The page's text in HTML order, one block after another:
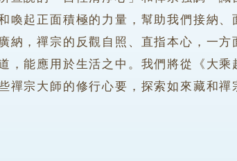
喚起正面積極的力量，幫助我們接納
納，禪宗的反觀自照、直指本心，一
，能應用於生活之中。我們將從《大
禪宗大師的修行心要，探索如來藏和禪